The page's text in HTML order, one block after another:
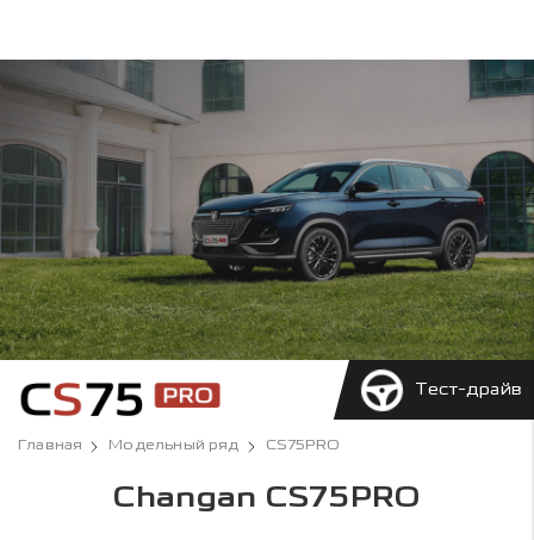
Тест-драйв
Главная Модельный ряд CS75PRO
Changan CS75PRO